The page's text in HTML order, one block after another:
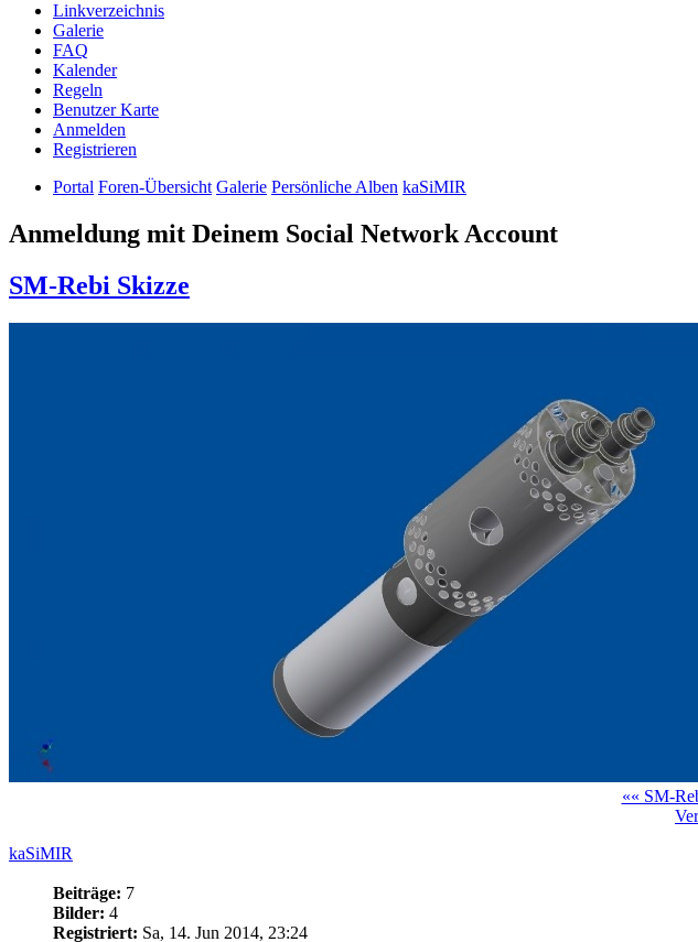
Linkverzeichnis
Galerie
FAQ
Kalender
Regeln
Benutzer Karte
Anmelden
Registrieren
Portal Foren-Übersicht Galerie Persönliche Alben kaSiMIR
Anmeldung mit Deinem Social Network Account
SM-Rebi Skizze
«« SM-
kaSiMIR
Beiträge: 7
Bilder: 4
Registriert: Sa, 14. Jun 2014, 23:24